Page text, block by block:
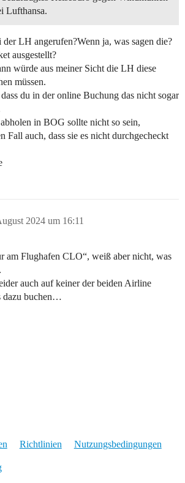
Lufthansa.
der LH angerufen?Wenn ja, was sagen die?
ausgestellt?
würde aus meiner Sicht die LH diese
müssen.
du in der online Buchung das nicht sogar
in BOG sollte nicht so sein,
Fall auch, dass sie es nicht durchgecheckt
2024 um 16:11
am Flughafen CLO“, weiß aber nicht, was
auch auf keiner der beiden Airline
dazu buchen…
Richtlinien Nutzungsbedingungen